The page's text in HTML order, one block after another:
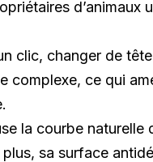
d’animaux
clic, changer de
complexe, ce qui
la courbe naturelle
sa surface